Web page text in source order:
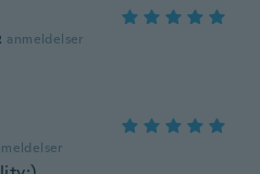
anmeldelser